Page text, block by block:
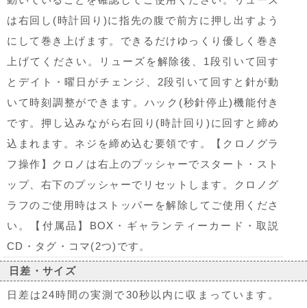
は右回し(時計回り)に指先の腹で前方に押し出すよう
にして巻き上げます。できるだけゆっくり優しく巻き
上げてください。リューズを解除後、1段引いて回す
とデイト・曜日がチェンジ、2段引いて回すと針が動
いて時刻調整ができます。ハック(秒針停止)機能付き
です。押し込みながら右回り(時計回り)に回すと締め
込まれます。ネジを締め込む要領です。【クロノグラ
フ操作】クロノは右上のプッシャーでスタート・スト
ップ、右下のプッシャーでリセットします。クロノグ
ラフのご使用時はストッパーを解除してご使用くださ
い。【付属品】BOX・ギャランティーカード・取説
CD・タグ・コマ(2つ)です。
日差・サイズ
日差は24時間の実測で30秒以内に収まっています。